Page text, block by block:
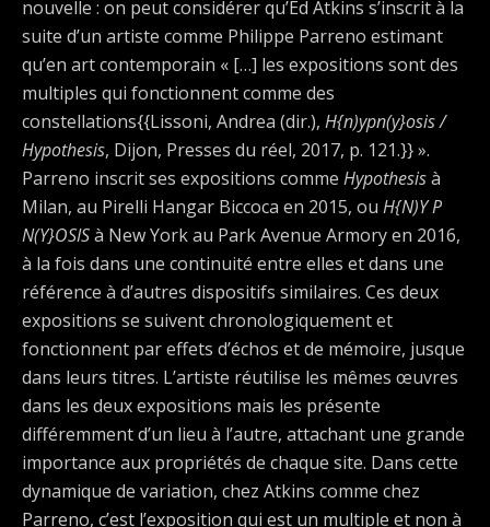
nouvelle : on peut considérer qu’Ed Atkins s’inscrit à la
suite d’un artiste comme Philippe Parreno estimant
qu’en art contemporain « […] les expositions sont des
multiples qui fonctionnent comme des
constellations{{Lissoni, Andrea (dir.), H{n)ypn(y}osis /
Hypothesis, Dijon, Presses du réel, 2017, p. 121.}} ».
Parreno inscrit ses expositions comme Hypothesisà
Milan, au Pirelli Hangar Biccoca en 2015, ou H{N)Y P
N(Y}OSISà New York au Park Avenue Armory en 2016,
à la fois dans une continuité entre elles et dans une
référence à d’autres dispositifs similaires. Ces deux
expositions se suivent chronologiquement et
fonctionnent par effets d’échos et de mémoire, jusque
dans leurs titres. L’artiste réutilise les mêmes œuvres
dans les deux expositions mais les présente
différemment d’un lieu à l’autre, attachant une grande
importance aux propriétés de chaque site. Dans cette
dynamique de variation, chez Atkins comme chez
Parreno, c’est l’exposition qui est un multiple et non à